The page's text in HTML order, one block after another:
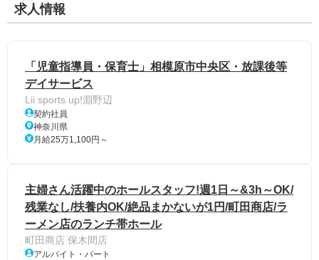
求人情報
「児童指導員・保育士」相模原市中央区・放課後等
デイサービス
Lii sports up!淵野辺
契約社員
神奈川県
月給25万1,100円～
主婦さん活躍中のホールスタッフ!週1日～&3h～OK/
残業なし/扶養内OK/絶品まかないが1円/町田商店/ラ
ーメン店のランチ帯ホール
町田商店 保木間店
アルバイト・パート